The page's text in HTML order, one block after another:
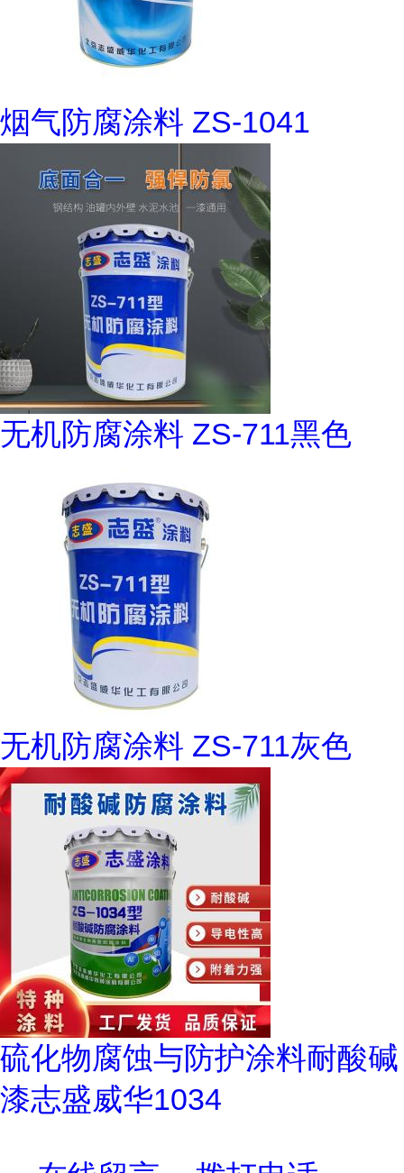
烟气防腐涂料 ZS-1041
无机防腐涂料 ZS-711黑色
无机防腐涂料 ZS-711灰色
硫化物腐蚀与防护涂料耐酸碱
漆志盛威华1034